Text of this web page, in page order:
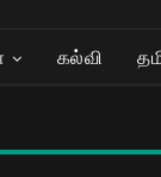
கல்வி